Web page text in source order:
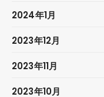
2024年1月
2023年12月
2023年11月
2023年10月